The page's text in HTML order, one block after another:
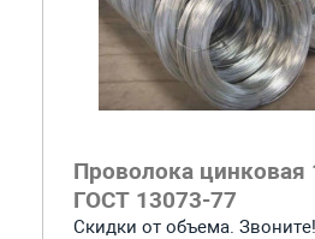
Проволока
ГОСТ 13073-77
Скидки от объема. Звоните!